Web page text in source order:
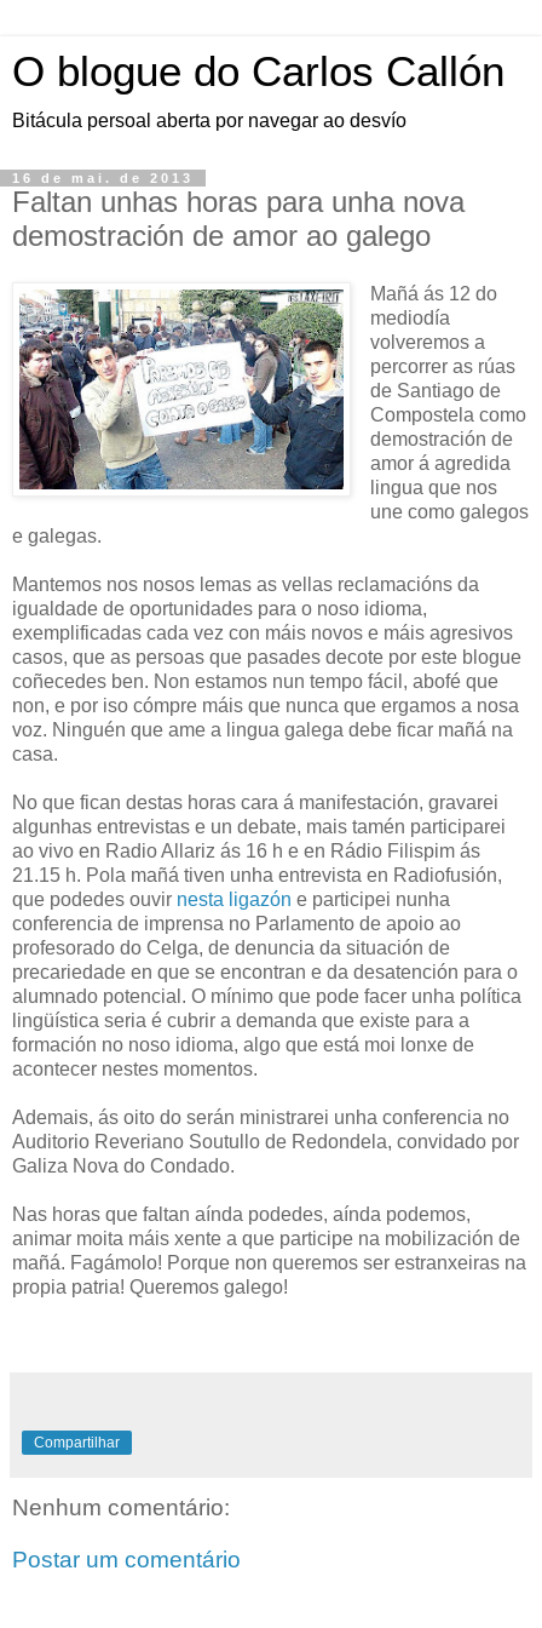
O blogue do Carlos Callón
Bitácula persoal aberta por navegar ao desvío
16 de mai. de 2013
Faltan unhas horas para unha nova
demostración de amor ao galego
Mañá ás 12 do
mediodía
volveremos a
percorrer as rúas
de Santiago de
Compostela como
demostración de
amor á agredida
lingua que nos
une como galegos
e galegas.
Mantemos nos nosos lemas as vellas reclamacións da
igualdade de oportunidades para o noso idioma,
exemplificadas cada vez con máis novos e máis agresivos
casos, que as persoas que pasades decote por este blogue
coñecedes ben. Non estamos nun tempo fácil, abofé que
non, e por iso cómpre máis que nunca que ergamos a nosa
voz. Ninguén que ame a lingua galega debe ficar mañá na
casa.
No que fican destas horas cara á manifestación, gravarei
algunhas entrevistas e un debate, mais tamén participarei
ao vivo en Radio Allariz ás 16 h e en Rádio Filispim ás
21.15 h. Pola mañá tiven unha entrevista en Radiofusión,
que podedes ouvir nesta ligazón e participei nunha
conferencia de imprensa no Parlamento de apoio ao
profesorado do Celga, de denuncia da situación de
precariedade en que se encontran e da desatención para o
alumnado potencial. O mínimo que pode facer unha política
lingüística seria é cubrir a demanda que existe para a
formación no noso idioma, algo que está moi lonxe de
acontecer nestes momentos.
Ademais, ás oito do serán ministrarei unha conferencia no
Auditorio Reveriano Soutullo de Redondela, convidado por
Galiza Nova do Condado.
Nas horas que faltan aínda podedes, aínda podemos,
animar moita máis xente a que participe na mobilización de
mañá. Fagámolo! Porque non queremos ser estranxeiras na
propia patria! Queremos galego!
Compartilhar
Nenhum comentário:
Postar um comentário